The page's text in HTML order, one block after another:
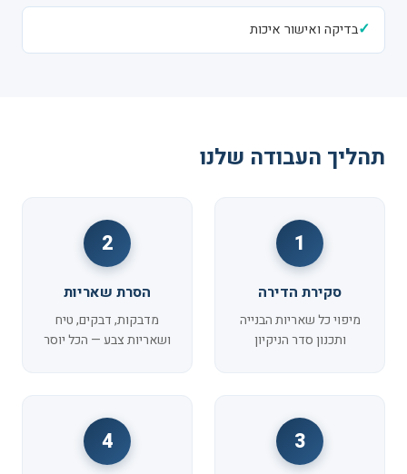
✓בדיקה ואישור איכות
תהליך העבודה שלנו
1
סקירת הדירה
מיפוי כל שאריות הבנייה
ותכנון סדר הניקיון
2
הסרת שאריות
מדבקות, דבקים, טיח
ושאריות צבע — הכל יוסר
3
4